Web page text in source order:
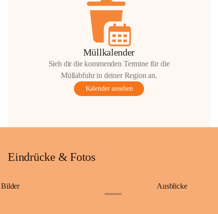
Müllkalender
Sieh dir die kommenden Termine für die
Müllabfuhr in deiner Region an.
Kalender ansehen
Eindrücke & Fotos
Bilder Ausblicke